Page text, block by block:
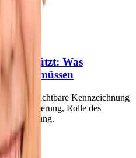
Was
müssen
eine sichtbare Kennzeichnung
Veränderung, Rolle des
Täuschung.